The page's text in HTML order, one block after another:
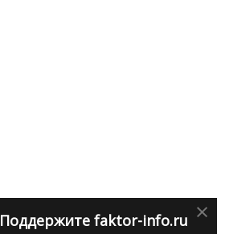
×
Поддержите faktor-info.ru